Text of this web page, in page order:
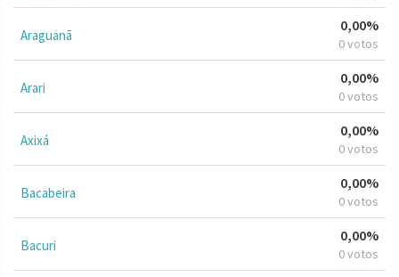
Araguanã
0,00%
0 votos
Arari
0,00%
0 votos
Axixá
0,00%
0 votos
Bacabeira
0,00%
0 votos
Bacuri
0,00%
0 votos